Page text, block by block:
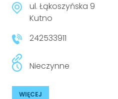
ul. Łąkoszyńska 9
Kutno
242533911
Nieczynne
WIĘCEJ